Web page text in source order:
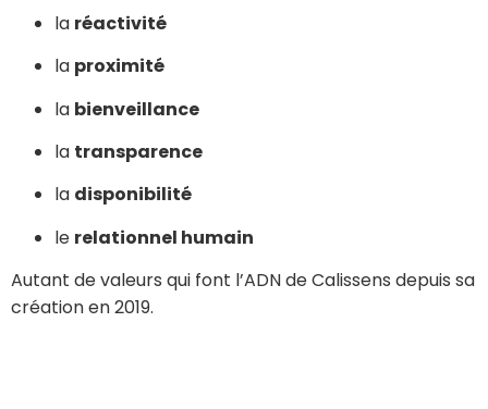
la réactivité
la proximité
la bienveillance
la transparence
la disponibilité
le relationnel humain
Autant de valeurs qui font l’ADN de Calissens depuis sa
création en 2019.